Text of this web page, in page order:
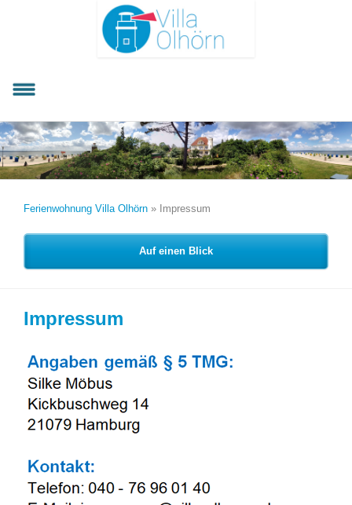
Ferienwohnung Villa Olhörn» Impressum
Auf einen Blick
Impressum